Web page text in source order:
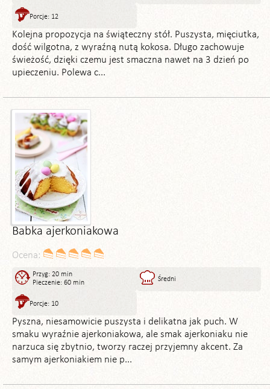
Porcje: 12
Kolejna propozycja na świąteczny stół. Puszysta, mięciutka,
dość wilgotna, z wyraźną nutą kokosa. Długo zachowuje
świeżość, dzięki czemu jest smaczna nawet na 3 dzień po
upieczeniu. Polewa c...
Babka ajerkoniakowa
Ocena:
Przyg: 20 min
Pieczenie: 60 min
Średni
Porcje: 10
Pyszna, niesamowicie puszysta i delikatna jak puch. W
smaku wyraźnie ajerkoniakowa, ale smak ajerkoniaku nie
narzuca się zbytnio, tworzy raczej przyjemny akcent. Za
samym ajerkoniakiem nie p...